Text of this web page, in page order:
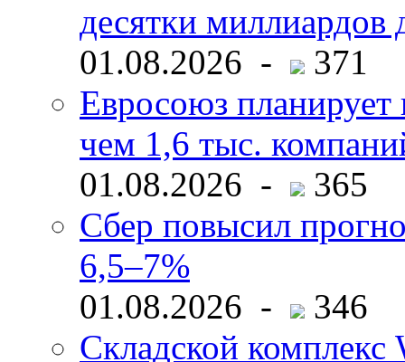
десятки миллиардов
01.08.2026 -
371
Евросоюз планирует
чем 1,6 тыс.
01.08.2026 -
365
Сбер повысил
6,5–7%
01.08.2026 -
346
Складской комплекс